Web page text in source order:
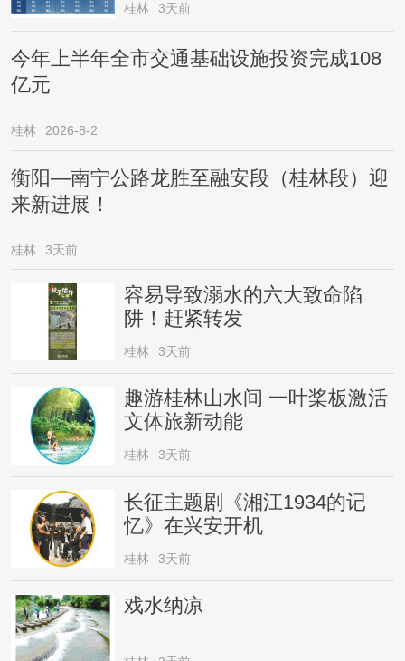
桂林 3天前
今年上半年全市交通基础设施投资完成108
亿元
桂林 2026-8-2
衡阳—南宁公路龙胜至融安段（桂林段）迎
来新进展！
桂林 3天前
容易导致溺水的六大致命陷
阱！赶紧转发
桂林 3天前
趣游桂林山水间 一叶桨板激活
文体旅新动能
桂林 3天前
长征主题剧《湘江1934的记
忆》在兴安开机
桂林 3天前
戏水纳凉